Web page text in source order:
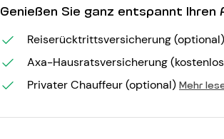
Genießen Sie ganz entspannt
Reiserücktrittsversicherung (optional)
Axa-Hausratsversicherung
Privater Chauffeur (optional) Mehr